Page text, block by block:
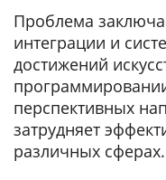
Проблема
интеграции и
достижений
перспективных
затрудняет
различных сферах.